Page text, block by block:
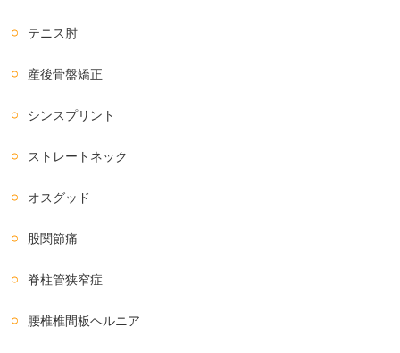
テニス肘
産後骨盤矯正
シンスプリント
ストレートネック
オスグッド
股関節痛
脊柱管狭窄症
腰椎椎間板ヘルニア